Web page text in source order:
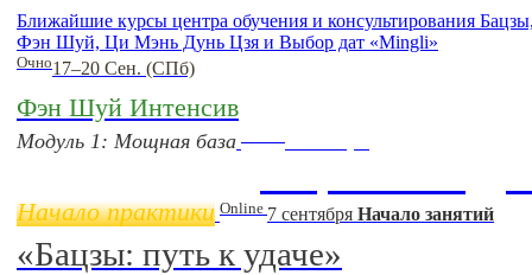
Ближайшие курсы центра обучения и консультирования
Фэн Шуй, Ци Мэнь Дунь Цзя и Выбор дат «Mingli»
Очно17–20 Сен. (СПб)
Фэн Шуй Интенсив
Модуль 1: Мощная база
Начало практики Online 7 сентября Начало занятий
«Бацзы: путь к удаче»